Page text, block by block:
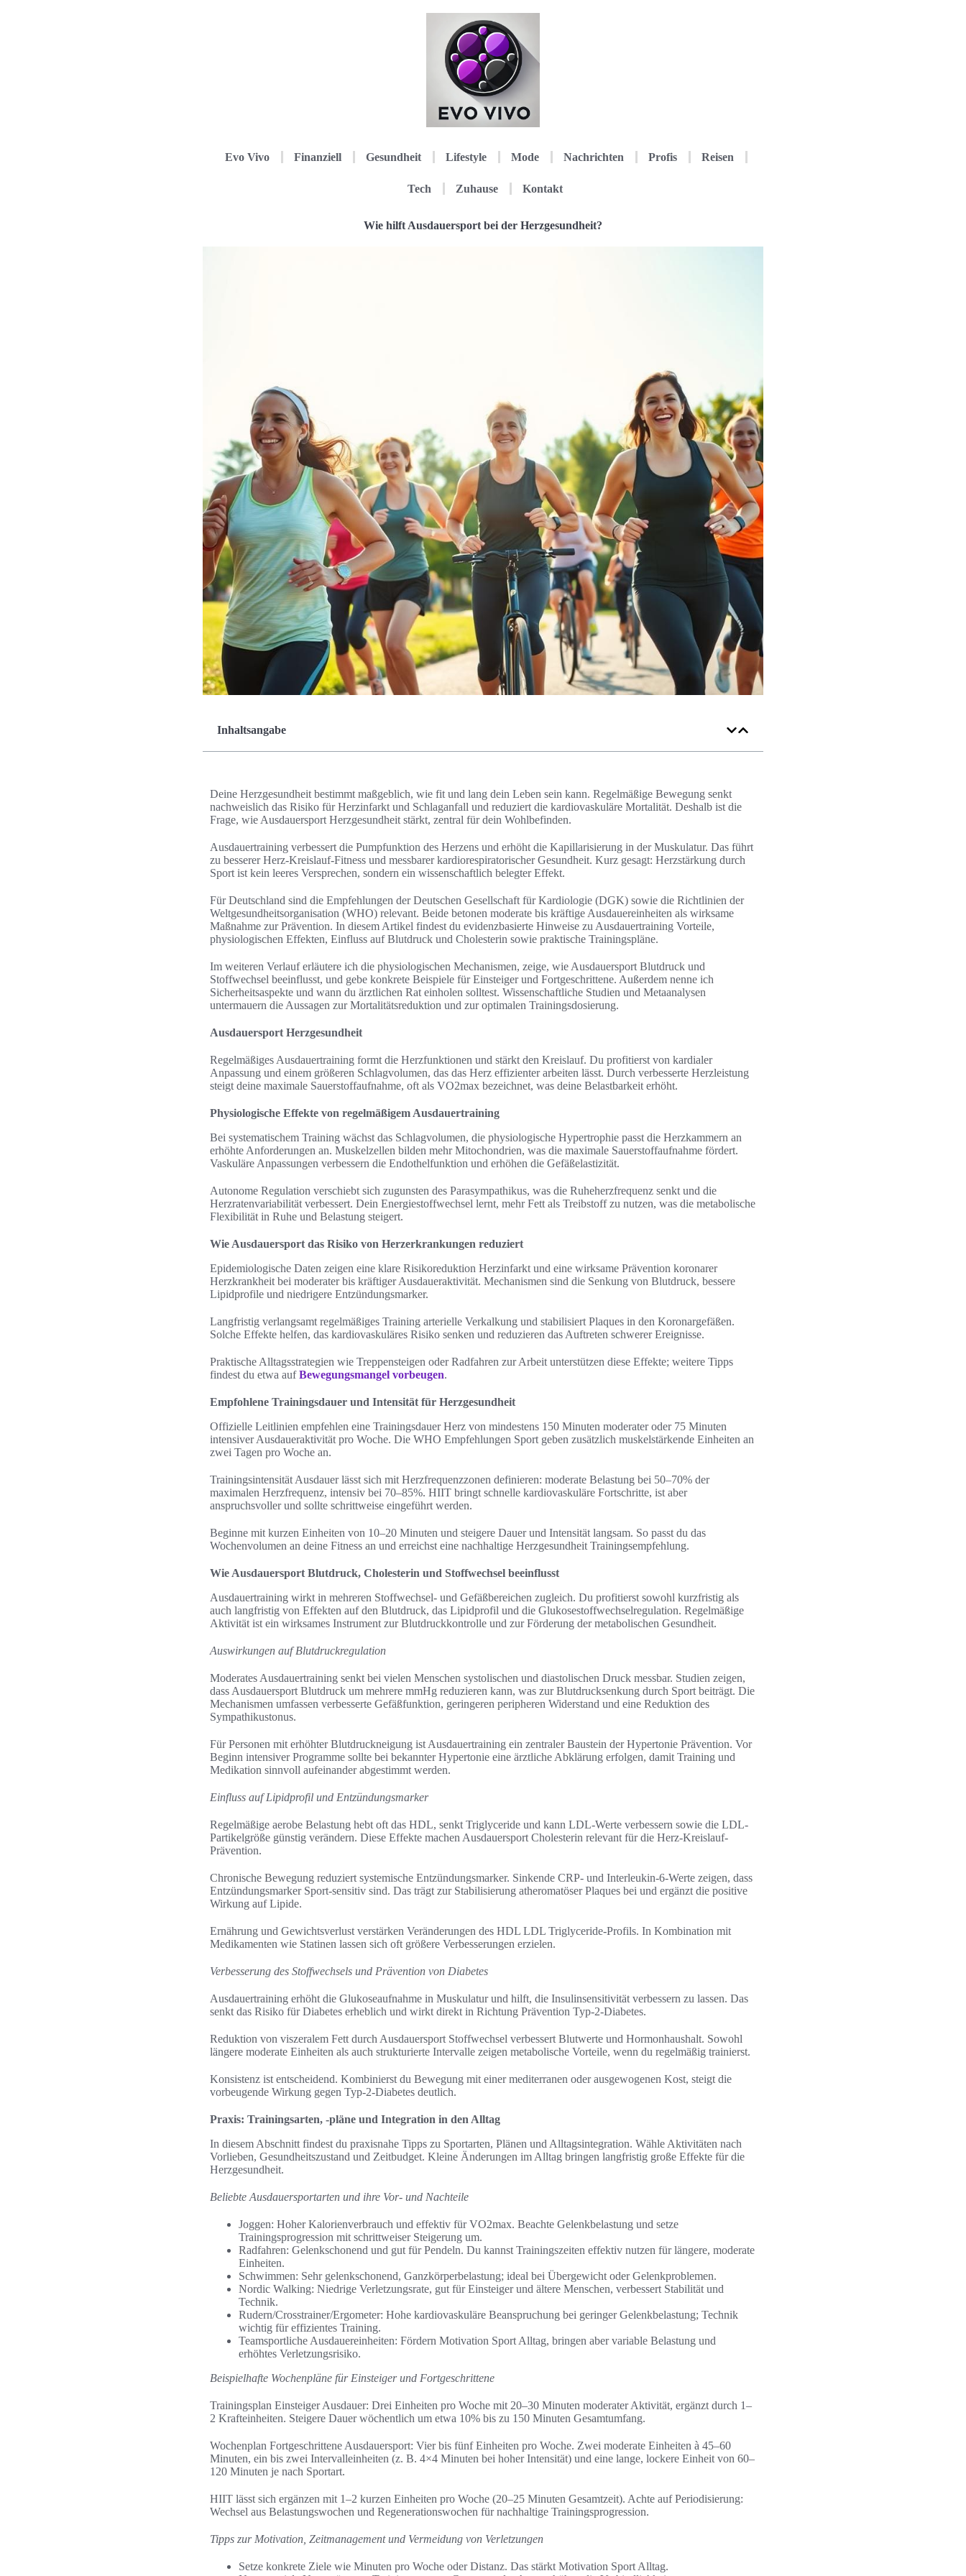
Evo Vivo Finanziell Gesundheit Lifestyle Mode Nachrichten Profis Reisen
Tech Zuhause Kontakt
Wie hilft Ausdauersport bei der Herzgesundheit?
Inhaltsangabe
Deine Herzgesundheit bestimmt maßgeblich, wie fit und lang dein Leben sein kann. Regelmäßige Bewegung senkt
nachweislich das Risiko für Herzinfarkt und Schlaganfall und reduziert die kardiovaskuläre Mortalität. Deshalb ist die
Frage, wie Ausdauersport Herzgesundheit stärkt, zentral für dein Wohlbefinden.
Ausdauertraining verbessert die Pumpfunktion des Herzens und erhöht die Kapillarisierung in der Muskulatur. Das führt
zu besserer Herz-Kreislauf-Fitness und messbarer kardiorespiratorischer Gesundheit. Kurz gesagt: Herzstärkung durch
Sport ist kein leeres Versprechen, sondern ein wissenschaftlich belegter Effekt.
Für Deutschland sind die Empfehlungen der Deutschen Gesellschaft für Kardiologie (DGK) sowie die Richtlinien der
Weltgesundheitsorganisation (WHO) relevant. Beide betonen moderate bis kräftige Ausdauereinheiten als wirksame
Maßnahme zur Prävention. In diesem Artikel findest du evidenzbasierte Hinweise zu Ausdauertraining Vorteile,
physiologischen Effekten, Einfluss auf Blutdruck und Cholesterin sowie praktische Trainingspläne.
Im weiteren Verlauf erläutere ich die physiologischen Mechanismen, zeige, wie Ausdauersport Blutdruck und
Stoffwechsel beeinflusst, und gebe konkrete Beispiele für Einsteiger und Fortgeschrittene. Außerdem nenne ich
Sicherheitsaspekte und wann du ärztlichen Rat einholen solltest. Wissenschaftliche Studien und Metaanalysen
untermauern die Aussagen zur Mortalitätsreduktion und zur optimalen Trainingsdosierung.
Ausdauersport Herzgesundheit
Regelmäßiges Ausdauertraining formt die Herzfunktionen und stärkt den Kreislauf. Du profitierst von kardialer
Anpassung und einem größeren Schlagvolumen, das das Herz effizienter arbeiten lässt. Durch verbesserte Herzleistung
steigt deine maximale Sauerstoffaufnahme, oft als VO2max bezeichnet, was deine Belastbarkeit erhöht.
Physiologische Effekte von regelmäßigem Ausdauertraining
Bei systematischem Training wächst das Schlagvolumen, die physiologische Hypertrophie passt die Herzkammern an
erhöhte Anforderungen an. Muskelzellen bilden mehr Mitochondrien, was die maximale Sauerstoffaufnahme fördert.
Vaskuläre Anpassungen verbessern die Endothelfunktion und erhöhen die Gefäßelastizität.
Autonome Regulation verschiebt sich zugunsten des Parasympathikus, was die Ruheherzfrequenz senkt und die
Herzratenvariabilität verbessert. Dein Energiestoffwechsel lernt, mehr Fett als Treibstoff zu nutzen, was die metabolische
Flexibilität in Ruhe und Belastung steigert.
Wie Ausdauersport das Risiko von Herzerkrankungen reduziert
Epidemiologische Daten zeigen eine klare Risikoreduktion Herzinfarkt und eine wirksame Prävention koronarer
Herzkrankheit bei moderater bis kräftiger Ausdaueraktivität. Mechanismen sind die Senkung von Blutdruck, bessere
Lipidprofile und niedrigere Entzündungsmarker.
Langfristig verlangsamt regelmäßiges Training arterielle Verkalkung und stabilisiert Plaques in den Koronargefäßen.
Solche Effekte helfen, das kardiovaskuläres Risiko senken und reduzieren das Auftreten schwerer Ereignisse.
Praktische Alltagsstrategien wie Treppensteigen oder Radfahren zur Arbeit unterstützen diese Effekte; weitere Tipps
findest du etwa aufBewegungsmangel vorbeugen.
Empfohlene Trainingsdauer und Intensität für Herzgesundheit
Offizielle Leitlinien empfehlen eine Trainingsdauer Herz von mindestens 150 Minuten moderater oder 75 Minuten
intensiver Ausdaueraktivität pro Woche. Die WHO Empfehlungen Sport geben zusätzlich muskelstärkende Einheiten an
zwei Tagen pro Woche an.
Trainingsintensität Ausdauer lässt sich mit Herzfrequenzzonen definieren: moderate Belastung bei 50–70% der
maximalen Herzfrequenz, intensiv bei 70–85%. HIIT bringt schnelle kardiovaskuläre Fortschritte, ist aber
anspruchsvoller und sollte schrittweise eingeführt werden.
Beginne mit kurzen Einheiten von 10–20 Minuten und steigere Dauer und Intensität langsam. So passt du das
Wochenvolumen an deine Fitness an und erreichst eine nachhaltige Herzgesundheit Trainingsempfehlung.
Wie Ausdauersport Blutdruck, Cholesterin und Stoffwechsel beeinflusst
Ausdauertraining wirkt in mehreren Stoffwechsel- und Gefäßbereichen zugleich. Du profitierst sowohl kurzfristig als
auch langfristig von Effekten auf den Blutdruck, das Lipidprofil und die Glukosestoffwechselregulation. Regelmäßige
Aktivität ist ein wirksames Instrument zur Blutdruckkontrolle und zur Förderung der metabolischen Gesundheit.
Auswirkungen auf Blutdruckregulation
Moderates Ausdauertraining senkt bei vielen Menschen systolischen und diastolischen Druck messbar. Studien zeigen,
dass Ausdauersport Blutdruck um mehrere mmHg reduzieren kann, was zur Blutdrucksenkung durch Sport beiträgt. Die
Mechanismen umfassen verbesserte Gefäßfunktion, geringeren peripheren Widerstand und eine Reduktion des
Sympathikustonus.
Für Personen mit erhöhter Blutdruckneigung ist Ausdauertraining ein zentraler Baustein der Hypertonie Prävention. Vor
Beginn intensiver Programme sollte bei bekannter Hypertonie eine ärztliche Abklärung erfolgen, damit Training und
Medikation sinnvoll aufeinander abgestimmt werden.
Einfluss auf Lipidprofil und Entzündungsmarker
Regelmäßige aerobe Belastung hebt oft das HDL, senkt Triglyceride und kann LDL-Werte verbessern sowie die LDL-
Partikelgröße günstig verändern. Diese Effekte machen Ausdauersport Cholesterin relevant für die Herz-Kreislauf-
Prävention.
Chronische Bewegung reduziert systemische Entzündungsmarker. Sinkende CRP- und Interleukin-6-Werte zeigen, dass
Entzündungsmarker Sport-sensitiv sind. Das trägt zur Stabilisierung atheromatöser Plaques bei und ergänzt die positive
Wirkung auf Lipide.
Ernährung und Gewichtsverlust verstärken Veränderungen des HDL LDL Triglyceride-Profils. In Kombination mit
Medikamenten wie Statinen lassen sich oft größere Verbesserungen erzielen.
Verbesserung des Stoffwechsels und Prävention von Diabetes
Ausdauertraining erhöht die Glukoseaufnahme in Muskulatur und hilft, die Insulinsensitivität verbessern zu lassen. Das
senkt das Risiko für Diabetes erheblich und wirkt direkt in Richtung Prävention Typ-2-Diabetes.
Reduktion von viszeralem Fett durch Ausdauersport Stoffwechsel verbessert Blutwerte und Hormonhaushalt. Sowohl
längere moderate Einheiten als auch strukturierte Intervalle zeigen metabolische Vorteile, wenn du regelmäßig trainierst.
Konsistenz ist entscheidend. Kombinierst du Bewegung mit einer mediterranen oder ausgewogenen Kost, steigt die
vorbeugende Wirkung gegen Typ-2-Diabetes deutlich.
Praxis: Trainingsarten, -pläne und Integration in den Alltag
In diesem Abschnitt findest du praxisnahe Tipps zu Sportarten, Plänen und Alltagsintegration. Wähle Aktivitäten nach
Vorlieben, Gesundheitszustand und Zeitbudget. Kleine Änderungen im Alltag bringen langfristig große Effekte für die
Herzgesundheit.
Beliebte Ausdauersportarten und ihre Vor- und Nachteile
Joggen: Hoher Kalorienverbrauch und effektiv für VO2max. Beachte Gelenkbelastung und setze
Trainingsprogression mit schrittweiser Steigerung um.
Radfahren: Gelenkschonend und gut für Pendeln. Du kannst Trainingszeiten effektiv nutzen für längere, moderate
Einheiten.
Schwimmen: Sehr gelenkschonend, Ganzkörperbelastung; ideal bei Übergewicht oder Gelenkproblemen.
Nordic Walking: Niedrige Verletzungsrate, gut für Einsteiger und ältere Menschen, verbessert Stabilität und
Technik.
Rudern/Crosstrainer/Ergometer: Hohe kardiovaskuläre Beanspruchung bei geringer Gelenkbelastung; Technik
wichtig für effizientes Training.
Teamsportliche Ausdauereinheiten: Fördern Motivation Sport Alltag, bringen aber variable Belastung und
erhöhtes Verletzungsrisiko.
Beispielhafte Wochenpläne für Einsteiger und Fortgeschrittene
Trainingsplan Einsteiger Ausdauer: Drei Einheiten pro Woche mit 20–30 Minuten moderater Aktivität, ergänzt durch 1–
2 Krafteinheiten. Steigere Dauer wöchentlich um etwa 10% bis zu 150 Minuten Gesamtumfang.
Wochenplan Fortgeschrittene Ausdauersport: Vier bis fünf Einheiten pro Woche. Zwei moderate Einheiten à 45–60
Minuten, ein bis zwei Intervalleinheiten (z. B. 4×4 Minuten bei hoher Intensität) und eine lange, lockere Einheit von 60–
120 Minuten je nach Sportart.
HIIT lässt sich ergänzen mit 1–2 kurzen Einheiten pro Woche (20–25 Minuten Gesamtzeit). Achte auf Periodisierung:
Wechsel aus Belastungswochen und Regenerationswochen für nachhaltige Trainingsprogression.
Tipps zur Motivation, Zeitmanagement und Vermeidung von Verletzungen
Setze konkrete Ziele wie Minuten pro Woche oder Distanz. Das stärkt Motivation Sport Alltag.